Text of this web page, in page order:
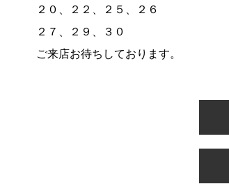
２０、２２、２５、２６
２７、２９、３０
ご来店お待ちしております。